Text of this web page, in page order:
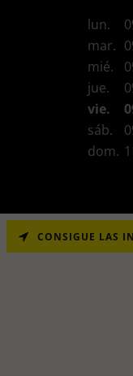
lun.
mar.
mié.
jue.
vie.
sáb.
dom.
CONSIGUE LAS